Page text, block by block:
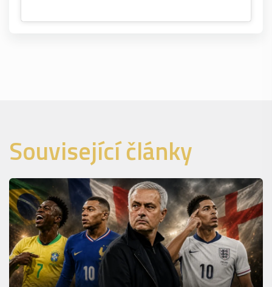
Související články